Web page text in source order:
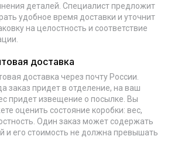
деталей. Специалист предложит
удобное время доставки и уточнит
на целостность и соответствие
доставка
доставка через почту России.
заказ придет в отделение, на ваш
придет извещение о посылке. Вы
оценить состояние коробки: вес,
Один заказ может содержать
и его стоимость не должна превышать